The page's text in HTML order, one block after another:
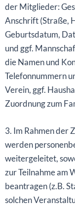
der Mitglieder:
Anschrift (Straße,
Geburtsdatum,
und ggf.
die Namen und
Telefonnummern
Verein, ggf.
Zuordnung zum
3. Im Rahmen der
werden
weitergeleitet,
zur Teilnahme am
beantragen (z.B.
solchen